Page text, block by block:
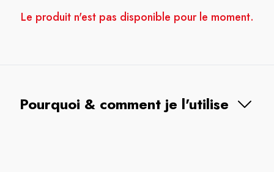
Le produit n'est pas disponible pour le moment.
Pourquoi & comment je l'utilise